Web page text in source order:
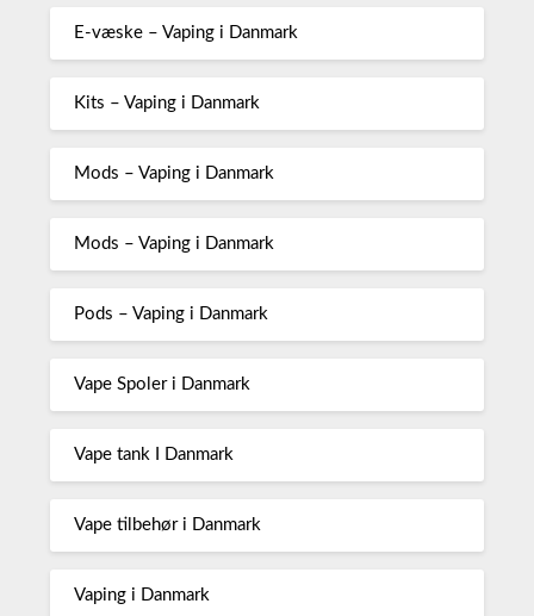
E-væske – Vaping i Danmark
Kits – Vaping i Danmark
Mods – Vaping i Danmark
Mods – Vaping i Danmark
Pods – Vaping i Danmark
Vape Spoler i Danmark
Vape tank I Danmark
Vape tilbehør i Danmark
Vaping i Danmark